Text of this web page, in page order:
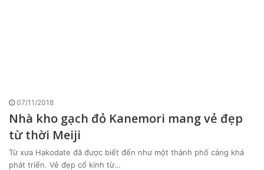
07/11/2018
Nhà kho gạch đỏ Kanemori mang vẻ đẹp
từ thời Meiji
Từ xưa Hakodate đã được biết đến như một thành phố cảng khá
phát triển. Vẻ đẹp cổ kính từ…